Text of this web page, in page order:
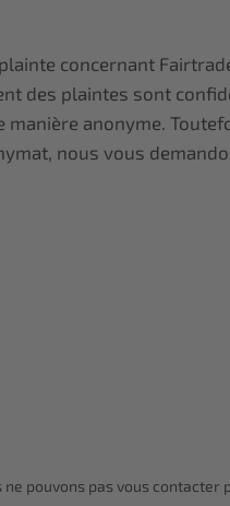
concernant
des plaintes sont
anonyme.
nous vous
pouvons pas vous